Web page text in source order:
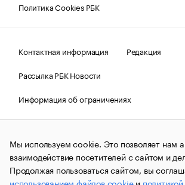
Политика Cookies РБК
Контактная информация
Редакция
Рассылка РБК Новости
Информация об ограничениях
Правовая информация
О соблюдении
© АО «РОСБИЗНЕСКОНСАЛТИНГ»,
и материалы информационного агентства
(зарегистрировано Федеральной службой по
связи, информационных технологий и
Мы используем cookie. Это позволяет нам
взаимодействие посетителей с сайтом и
Продолжая пользоваться сайтом, вы